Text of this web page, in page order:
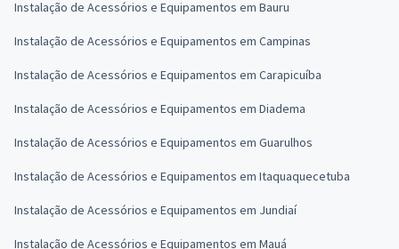
Instalação de Acessórios e Equipamentos em Bauru
Instalação de Acessórios e Equipamentos em Campinas
Instalação de Acessórios e Equipamentos em Carapicuíba
Instalação de Acessórios e Equipamentos em Diadema
Instalação de Acessórios e Equipamentos em Guarulhos
Instalação de Acessórios e Equipamentos em Itaquaquecetuba
Instalação de Acessórios e Equipamentos em Jundiaí
Instalação de Acessórios e Equipamentos em Mauá